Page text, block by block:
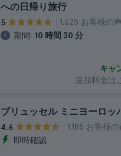
への日帰り旅行
5
1.325 お客様の声
期間: 10 時間 30 分
キャ
追加料金は
ブリュッセル ミニヨーロッ
4.6
1.185 お客様の
即時確認